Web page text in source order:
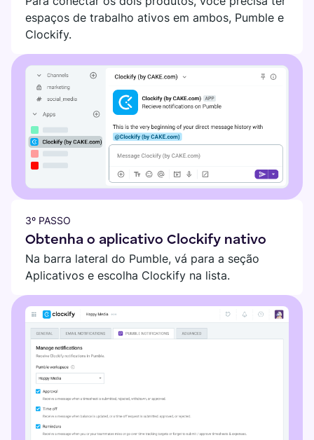
espaços de trabalho ativos em ambos, Pumble e
Clockify.
3º PASSO
Obtenha o aplicativo Clockify nativo
Na barra lateral do Pumble, vá para a seção
Aplicativos e escolha Clockify na lista.